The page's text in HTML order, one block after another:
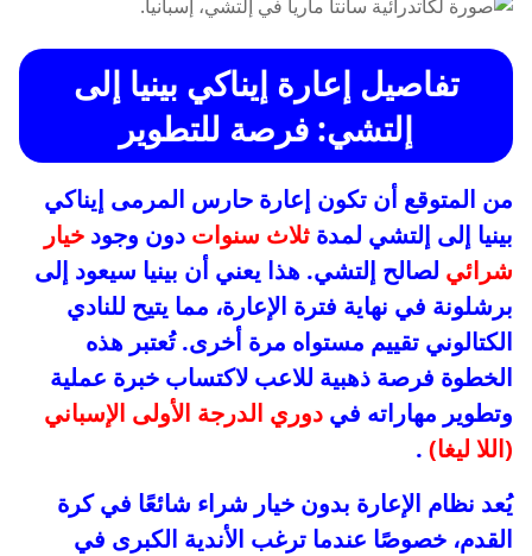
تفاصيل إعارة إيناكي بينيا إلى
إلتشي: فرصة للتطوير
من المتوقع أن تكون إعارة حارس المرمى إيناكي
بينيا إلى إلتشي لمدة ثلاث سنوات دون وجود خيار
شرائي لصالح إلتشي. هذا يعني أن بينيا سيعود إلى
برشلونة في نهاية فترة الإعارة، مما يتيح للنادي
الكتالوني تقييم مستواه مرة أخرى. تُعتبر هذه
الخطوة فرصة ذهبية للاعب لاكتساب خبرة عملية
وتطوير مهاراته في دوري الدرجة الأولى الإسباني
(اللا ليغا) .
يُعد نظام الإعارة بدون خيار شراء شائعًا في كرة
القدم، خصوصًا عندما ترغب الأندية الكبرى في